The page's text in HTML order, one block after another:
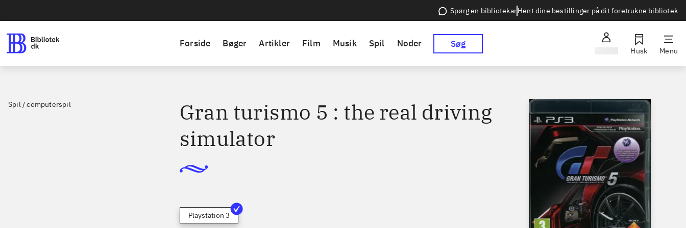
Spørg en bibliotekarHent dine bestillinger på dit foretrukne bibliotek
Forside Bøger Artikler Film Musik Spil Noder Søg
Husk Menu
Spil / computerspil
Gran turismo 5 : the real driving
simulator
Playstation 3